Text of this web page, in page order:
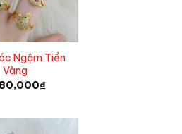
Ngậm Tiền
Vàng
₫